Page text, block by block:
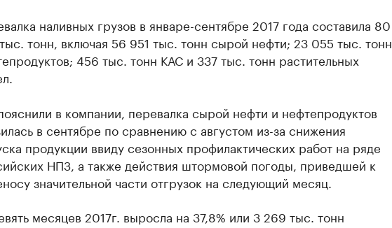
наливных грузов в январе-сентябре 2017 года составила 80
тонн, включая 56 951 тыс. тонн сырой нефти; 23 055 тыс. тонн
456 тыс. тонн КАС и 337 тыс. тонн растительных
в компании, перевалка сырой нефти и нефтепродуктов
в сентябре по сравнению с августом из-за снижения
продукции ввиду сезонных профилактических работ на ряде
НПЗ, а также действия штормовой погоды, приведшей к
значительной части отгрузок на следующий месяц.
месяцев 2017г. выросла на 37,8% или 3 269 тыс. тонн